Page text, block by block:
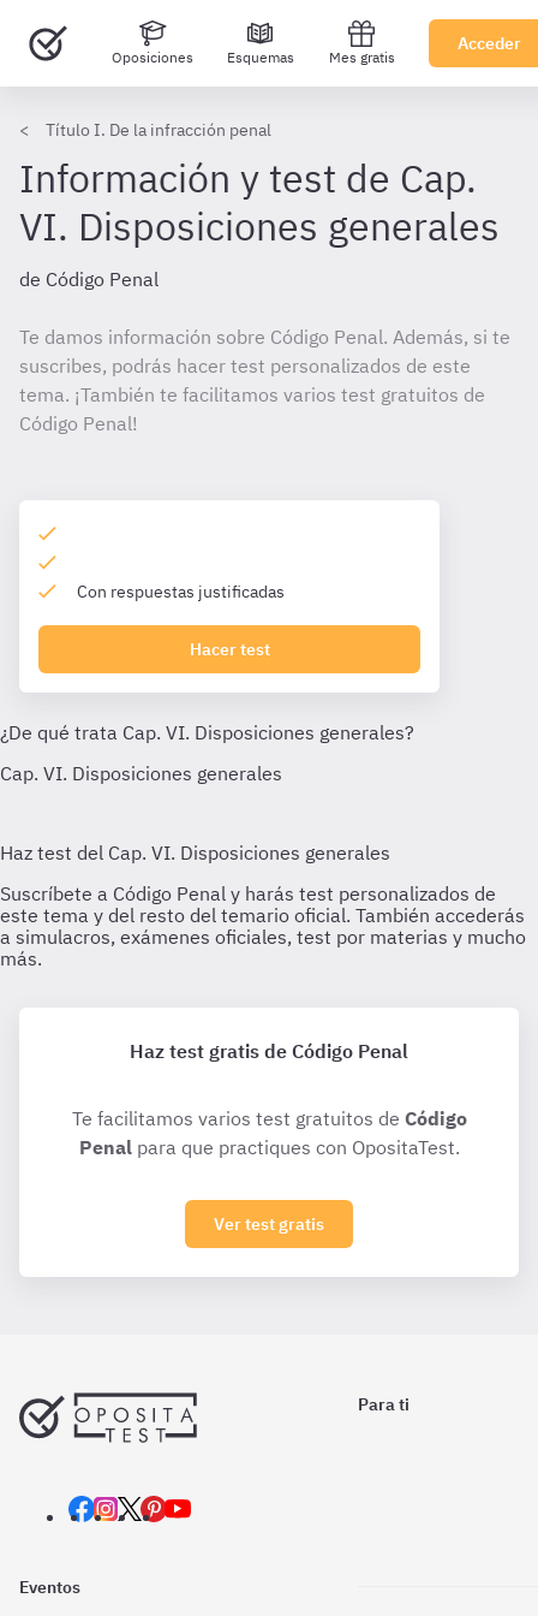
Oposiciones Esquemas Mes gratis
Acceder
Título I. De la infracción penal
Información y test de Cap.
VI. Disposiciones generales
de Código Penal
Te damos información sobre Código Penal. Además, si te
suscribes, podrás hacer test personalizados de este
tema. ¡También te facilitamos varios test gratuitos de
Código Penal!
Con respuestas justificadas
Hacer test
Haz test gratis de Código Penal
Te facilitamos varios test gratuitos de Código
Penalpara que practiques con OpositaTest.
Ver test gratis
Para ti
Eventos